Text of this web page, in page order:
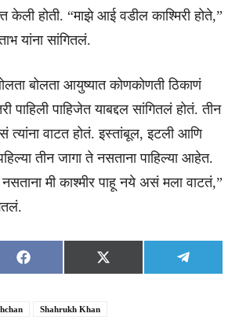
केली होती. “माझे आई वडील काश्मिरी होते,”
यांना सांगितलं.
बोलता आयुष्यात कोणकोणती ठिकाणं
पाहिली पाहिजेत याबद्दल सांगितलं होतं. तीन
त्यांना वाटत होतं. इस्तांबूल, इटली आणि
तीन जागा ते नसताना पाहिल्या आहेत.
नसताना मी काश्मीर पाहू नये असं मला वाटतं,”
Share
on
Facebook
Share
on
X
(Twitter)
Share
on
Shahrukh Khan